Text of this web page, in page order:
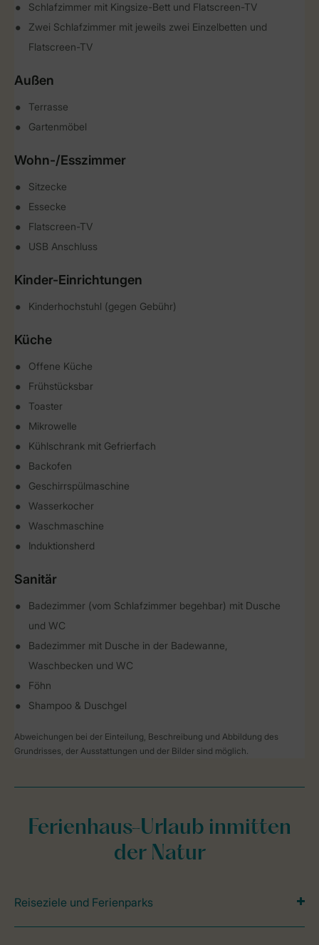
Schlafzimmer mit Kingsize-Bett und Flatscreen-TV
Zwei Schlafzimmer mit jeweils zwei Einzelbetten und
Flatscreen-TV
Außen
Terrasse
Gartenmöbel
Wohn-/Esszimmer
Sitzecke
Essecke
Flatscreen-TV
USB Anschluss
Kinder-Einrichtungen
Kinderhochstuhl (gegen Gebühr)
Küche
Offene Küche
Frühstücksbar
Toaster
Mikrowelle
Kühlschrank mit Gefrierfach
Backofen
Geschirrspülmaschine
Wasserkocher
Waschmaschine
Induktionsherd
Sanitär
Badezimmer (vom Schlafzimmer begehbar) mit Dusche
und WC
Badezimmer mit Dusche in der Badewanne,
Waschbecken und WC
Föhn
Shampoo & Duschgel
Abweichungen bei der Einteilung, Beschreibung und Abbildung des
Grundrisses, der Ausstattungen und der Bilder sind möglich.
Ferienhaus-Urlaub inmitten
der Natur
Reiseziele und Ferienparks